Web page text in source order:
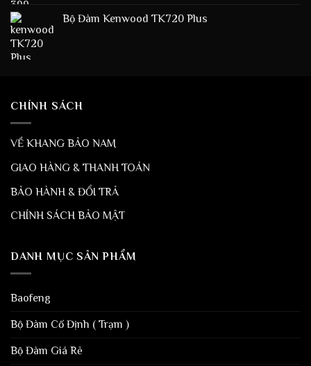
Bộ Đàm Kenwood TK720 Plus
CHÍNH SÁCH
VỀ KHANG BẢO NAM
GIAO HÀNG & THANH TOÁN
BẢO HÀNH & ĐỔI TRẢ
CHÍNH SÁCH BẢO MẬT
DANH MỤC SẢN PHẨM
Baofeng
Bộ Đàm Cố Định ( Trạm )
Bộ Đàm Giá Rẻ